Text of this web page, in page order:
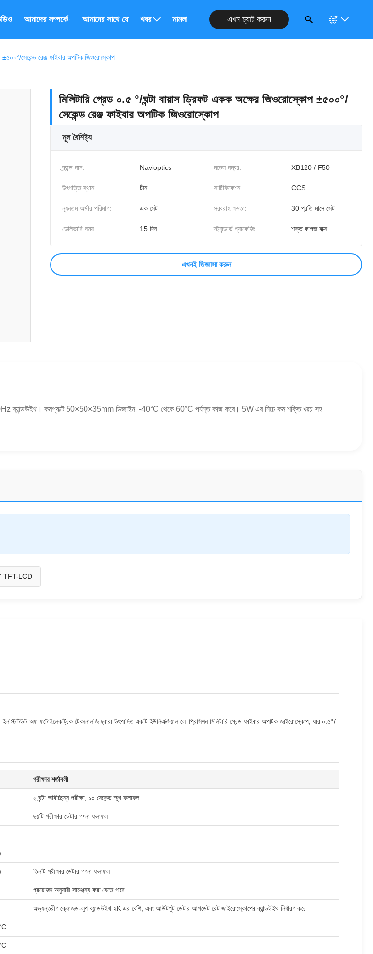
আমাদের সম্পর্কে আমাদের সাথে যোগাযোগ করুন
খবর মামলা এখন চ্যাট করুন
±৫০০°/সেকেন্ড রেঞ্জ ফাইবার অপটিক জিওরোস্কোপ
মিলিটারি গ্রেড ০.৫ °/ঘন্টা বায়াস ড্রিফট একক অক্ষের জিওরোস্কোপ ±৫০০°/
সেকেন্ড রেঞ্জ ফাইবার অপটিক জিওরোস্কোপ
মূল বৈশিষ্ট্য
ব্র্যান্ড নাম: Navioptics মডেল নম্বর: XB120 / F50
উৎপত্তি স্থান: চীন সার্টিফিকেশন: CCS
ন্যূনতম অর্ডার পরিমাণ: এক সেট সরবরাহ ক্ষমতা: 30 প্রতি মাসে সেট
ডেলিভারি সময়: 15 দিন স্ট্যান্ডার্ড প্যাকেজিং: শক্ত কাগজ বাক্স
এখনই জিজ্ঞাসা করুন
ব্যান্ডউইথ। কমপ্যাক্ট 50×50×35mm ডিজাইন, -40°C থেকে 60°C পর্যন্ত কাজ করে। 5W এর নিচে কম শক্তি খরচ সহ
TFT-LCD
অফ ফটোইলেকট্রিক টেকনোলজি দ্বারা উৎপাদিত একটি ইউনিএক্সিয়াল লো প্রিসিশন মিলিটারি গ্রেড ফাইবার অপটিক জাইরোস্কোপ, যার ০.৫°/
পরীক্ষার শর্তাবলী
২ ঘন্টা অবিচ্ছিন্ন পরীক্ষা, ১০ সেকেন্ড স্মুথ ফলাফল
ছয়টি পরীক্ষার ডেটার গণনা ফলাফল
তিনটি পরীক্ষার ডেটার গণনা ফলাফল
প্রয়োজন অনুযায়ী সামঞ্জস্য করা যেতে পারে
অভ্যন্তরীণ ক্লোজড-লুপ ব্যান্ডউইথ ২K এর বেশি, এবং আউটপুট ডেটার আপডেট রেট জাইরোস্কোপের ব্যান্ডউইথ নির্ধারণ করে